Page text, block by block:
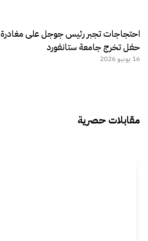
احتجاجات تجبر رئيس جوجل على مغادرة
حفل تخرج جامعة ستانفورد
16 يونيو 2026
مقابلات حصرية